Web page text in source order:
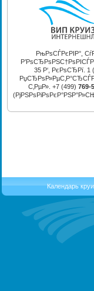
РњРѕСЃРєРІР°,
35 Р‘, РєРѕСЂРї. 1
С‚РµР». +7 (499) 769-
Календарь